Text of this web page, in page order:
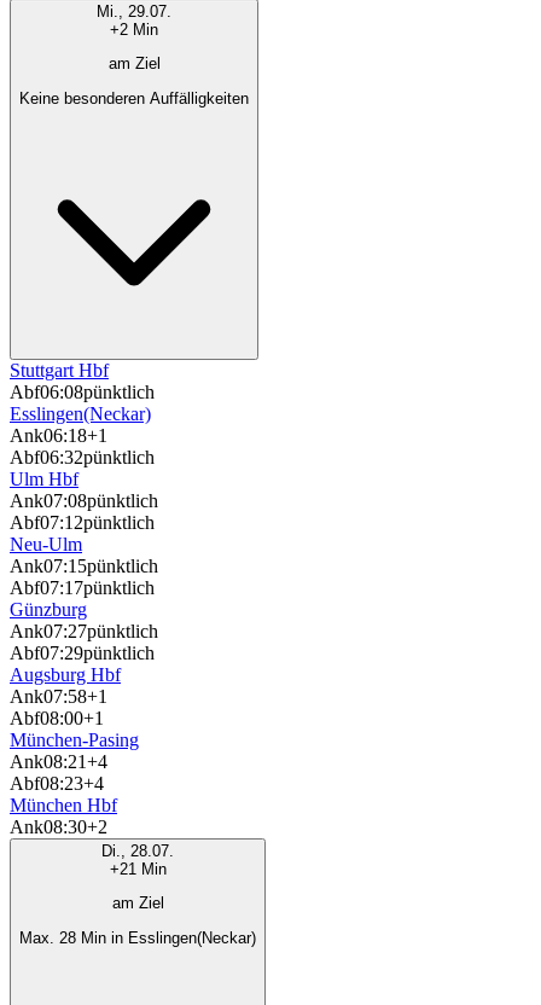
Mi., 29.07.
+2 Min
am Ziel
Keine besonderen Auffälligkeiten
Stuttgart Hbf
Abf06:08pünktlich
Esslingen(Neckar)
Ank06:18+1
Abf06:32pünktlich
Ulm Hbf
Ank07:08pünktlich
Abf07:12pünktlich
Neu-Ulm
Ank07:15pünktlich
Abf07:17pünktlich
Günzburg
Ank07:27pünktlich
Abf07:29pünktlich
Augsburg Hbf
Ank07:58+1
Abf08:00+1
München-Pasing
Ank08:21+4
Abf08:23+4
München Hbf
Ank08:30+2
Di., 28.07.
+21 Min
am Ziel
Max. 28 Min in Esslingen(Neckar)